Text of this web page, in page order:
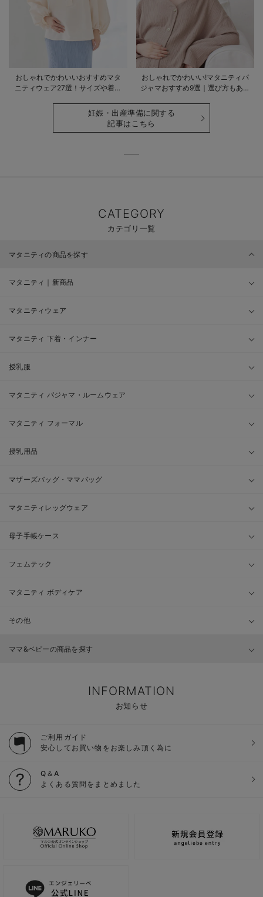
おしゃれでかわいいおすすめマタ
ニティウェア27選！サイズや着る
おしゃれでかわいい!マタニティパ
ジャマおすすめ9選｜選び方もあわ
妊娠・出産準備に関する
記事はこちら
CATEGORY
カテゴリ一覧
マタニティの商品を探す
マタニティ｜新商品
マタニティウェア
マタニティ 下着・インナー
授乳服
マタニティ パジャマ・ルームウェア
マタニティ フォーマル
授乳用品
マザーズバッグ・ママバッグ
マタニティレッグウェア
母子手帳ケース
フェムテック
マタニティ ボディケア
その他
ママ&ベビーの商品を探す
INFORMATION
お知らせ
ご利用ガイド
安心してお買い物をお楽しみ頂く為に
Q＆A
よくある質問をまとめました